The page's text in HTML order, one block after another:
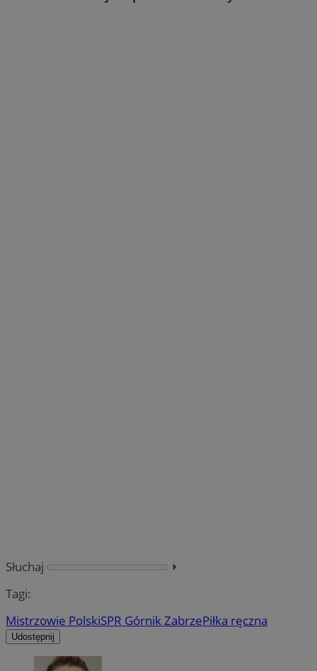
Słuchaj
⏵︎
Tagi:
Mistrzowie PolskiSPR Górnik ZabrzePiłka ręczna
Udostępnij